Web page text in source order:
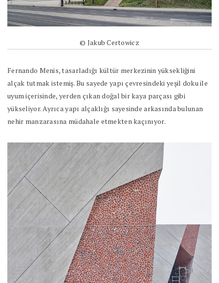
© Jakub Certowicz
Fernando Menis, tasarladığı kültür merkezinin yüksekliğini
alçak tutmak istemiş. Bu sayede yapı çevresindeki yeşil doku ile
uyum içerisinde, yerden çıkan doğal bir kaya parçası gibi
yükseliyor. Ayrıca yapı alçaklığı sayesinde arkasında bulunan
nehir manzarasına müdahale etmekten kaçınıyor.